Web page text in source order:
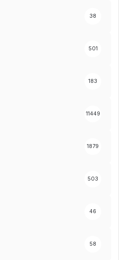
38
501
183
11449
1879
503
46
58